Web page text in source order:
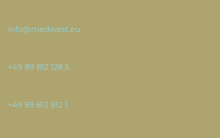
info@medwest.eu
+49 89 812 128 5
+49 89 812 812 1